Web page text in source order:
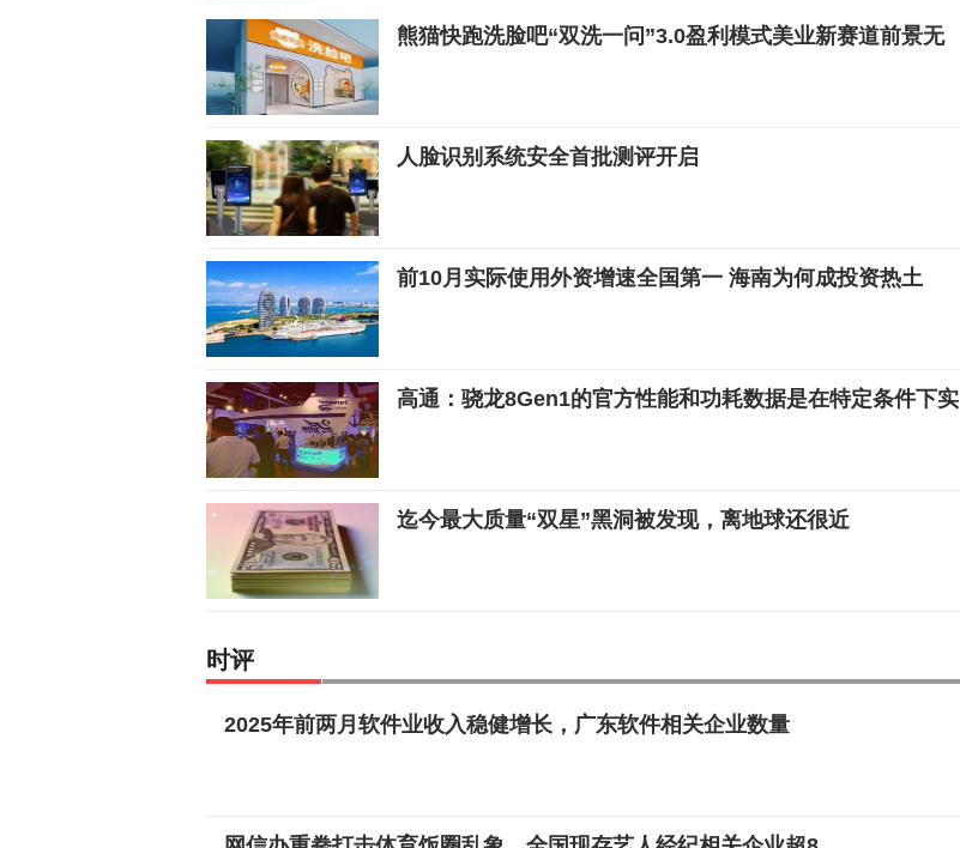
熊猫快跑洗脸吧“双洗一问”3.0盈利模式美业新赛道前景无
人脸识别系统安全首批测评开启
前10月实际使用外资增速全国第一 海南为何成投资热土
高通：骁龙8Gen1的官方性能和功耗数据是在特定条件下实
迄今最大质量“双星”黑洞被发现，离地球还很近
时评
2025年前两月软件业收入稳健增长，广东软件相关企业数量